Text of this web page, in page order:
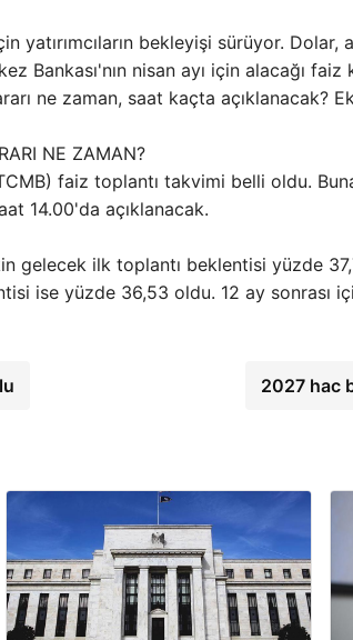
yatırımcıların bekleyişi sürüyor.
Bankası'nın nisan ayı için alacağı faiz
ne zaman, saat kaçta açıklanacak?
NE ZAMAN?
faiz toplantı takvimi belli oldu.
14.00'da açıklanacak.
gelecek ilk toplantı beklentisi yüzde
ise yüzde 36,53 oldu. 12 ay sonrası
2027 hac